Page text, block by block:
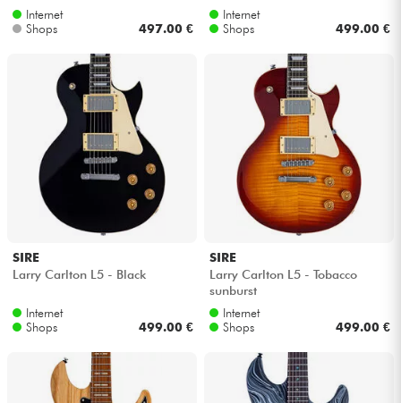
Internet
Shops
497.00 €
Internet
Shops
499.00 €
SIRE
Larry Carlton L5 - Black
Internet
Shops
499.00 €
SIRE
Larry Carlton L5 - Tobacco
sunburst
Internet
Shops
499.00 €